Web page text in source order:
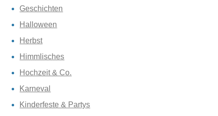
Geschichten
Halloween
Herbst
Himmlisches
Hochzeit & Co.
Karneval
Kinderfeste & Partys